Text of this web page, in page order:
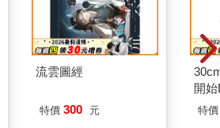
流雲圖經
特價 300 元
開
特價